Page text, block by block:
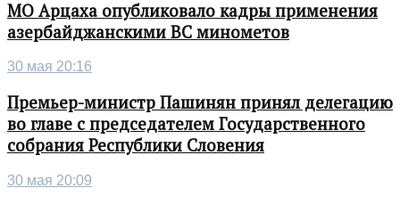
МО Арцаха опубликовало кадры применения
азербайджанскими ВС минометов
30 мая 20:16
Премьер-министр Пашинян принял делегацию
во главе с председателем Государственного
собрания Республики Словения
30 мая 20:09